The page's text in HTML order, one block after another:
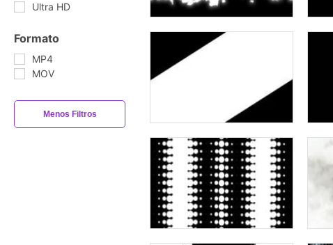
Ultra HD
Formato
MP4
MOV
Menos Filtros